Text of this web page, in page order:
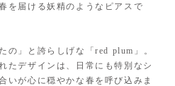
を届ける妖精のようなピアスで
の」と誇らしげな「red plum」。
たデザインは、日常にも特別なシ
いが心に穏やかな春を呼び込みま